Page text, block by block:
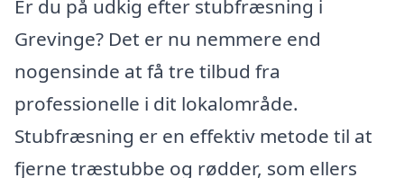
Er du på udkig efter stubfræsning i
Grevinge? Det er nu nemmere end
nogensinde at få tre tilbud fra
professionelle i dit lokalområde.
Stubfræsning er en effektiv metode til at
fjerne træstubbe og rødder, som ellers